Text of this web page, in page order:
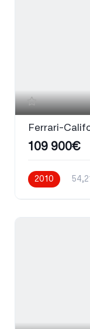
Ferrari-
109 900€
2010